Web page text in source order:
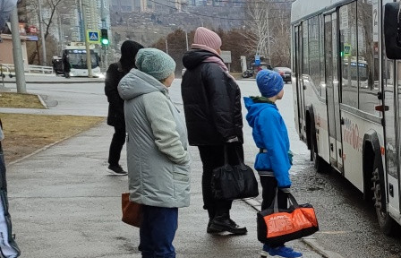
Город
19.07.2024 14:523365
Фото:
2gis.ru, Vasiliy Shabanov
В Красноярске меняются схемы движения двух автобусов.
Это делается для безопасности пассажиров.